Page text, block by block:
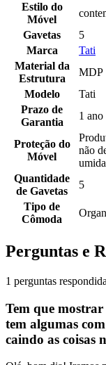
Estilo do
Móvel
Gavetas
5
Marca
Tati
Material da
Estrutura
MDP
Modelo
Tati
Prazo de
Garantia
1
Proteção do
Móvel
não
Quantidade
de Gavetas
5
Tipo de
Cômoda
Perguntas e
1 perguntas
Tem que
tem algumas
caindo as coisas